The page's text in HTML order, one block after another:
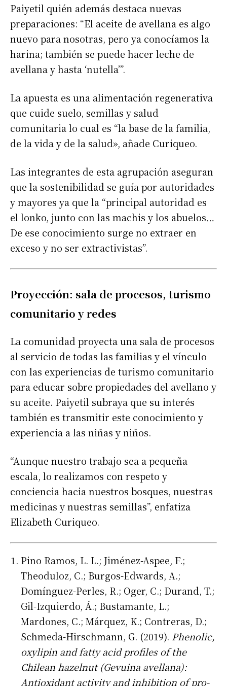
Paiyetil quién además destaca nuevas
preparaciones: “El aceite de avellana es algo
nuevo para nosotras, pero ya conocíamos la
harina; también se puede hacer leche de
avellana y hasta ‘nutella’”.
La apuesta es una alimentación regenerativa
que cuide suelo, semillas y salud
comunitaria lo cual es “la base de la familia,
de la vida y de la salud», añade Curiqueo.
Las integrantes de esta agrupación aseguran
que la sostenibilidad se guía por autoridades
y mayores ya que la “principal autoridad es
el lonko, junto con las machis y los abuelos…
De ese conocimiento surge no extraer en
exceso y no ser extractivistas”.
Proyección: sala de procesos, turismo
comunitario y redes
La comunidad proyecta una sala de procesos
al servicio de todas las familias y el vínculo
con las experiencias de turismo comunitario
para educar sobre propiedades del avellano y
su aceite. Paiyetil subraya que su interés
también es transmitir este conocimiento y
experiencia a las niñas y niños.
“Aunque nuestro trabajo sea a pequeña
escala, lo realizamos con respeto y
conciencia hacia nuestros bosques, nuestras
medicinas y nuestras semillas”, enfatiza
Elizabeth Curiqueo.
Pino Ramos, L. L.; Jiménez-Aspee, F.;
Theoduloz, C.; Burgos-Edwards, A.;
Domínguez-Perles, R.; Oger, C.; Durand, T.;
Gil-Izquierdo, Á.; Bustamante, L.;
Mardones, C.; Márquez, K.; Contreras, D.;
Schmeda-Hirschmann, G. (2019). Phenolic,
oxylipin and fatty acid profiles of the
Chilean hazelnut (Gevuina avellana):
Antioxidant activity and inhibition of pro-